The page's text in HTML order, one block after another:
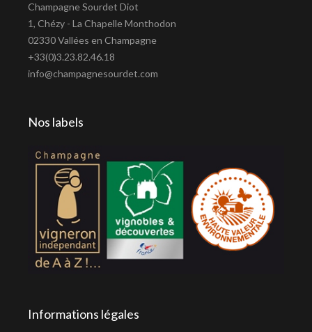
Champagne Sourdet Diot
1, Chézy - La Chapelle Monthodon
02330 Vallées en Champagne
+33(0)3.23.82.46.18
info@champagnesourdet.com
Nos labels
Informations légales